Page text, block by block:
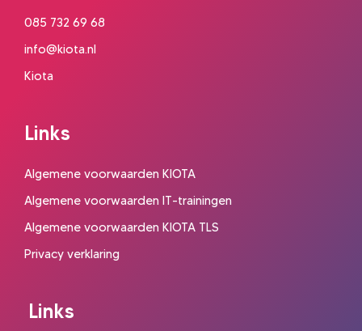
085 732 69 68
info@kiota.nl
Kiota
Links
Algemene voorwaarden KIOTA
Algemene voorwaarden IT-trainingen
Algemene voorwaarden KIOTA TLS
Privacy verklaring
Links